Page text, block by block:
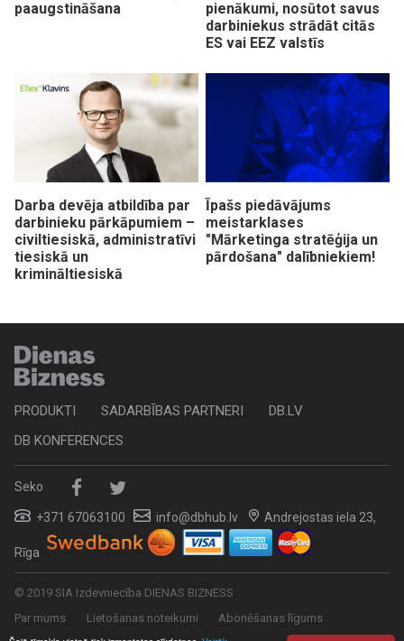
paaugstināšana
pienākumi, nosūtot savus
darbiniekus strādāt citās
ES vai EEZ valstīs
Darba devēja atbildība par
darbinieku pārkāpumiem –
civiltiesiskā, administratīvi
tiesiskā un
krimināltiesiskā
Īpašs piedāvājums
meistarklases
"Mārketinga stratēģija un
pārdošana" dalībniekiem!
PRODUKTI SADARBĪBAS PARTNERI
DB.LV
DB KONFERENCES
Seko
+371 67063100 info@dbhub.lv Andrejostas iela 23,
Rīga
© 2019 SIA Izdevniecība DIENAS BIZNESS
Par mums
Lietošanas noteikumi Abonēšanas līgums